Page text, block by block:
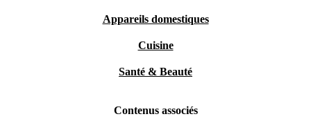
Appareils domestiques
Cuisine
Santé & Beauté
Contenus associés